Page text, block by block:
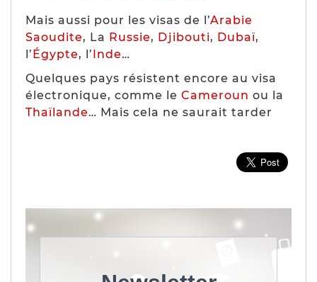
Mais aussi pour les visas de l’Arabie
Saoudite, La Russie, Djibouti, Dubaï,
l’ Égypte, l’ Inde…
Quelques pays résistent encore au visa
électronique, comme le Cameroun ou la
Thaïlande… Mais cela ne saurait tarder